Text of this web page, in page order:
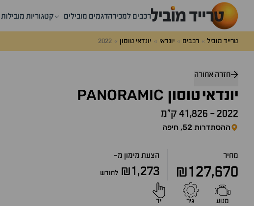
רכבים למכירהדגמים מובילים קטגוריות מובילות
טרייד מוביל רכבים יונדאי יונדאי טוסון 2022
חזרה אחורה
יונדאיטוסון PANORAMIC
2022
- 41,826 ק״מ
ההסתדרות 52, חיפה
מחיר
₪127,670
הצעת מימון מ-
₪1,273 לחודש
מנוע גיר יד